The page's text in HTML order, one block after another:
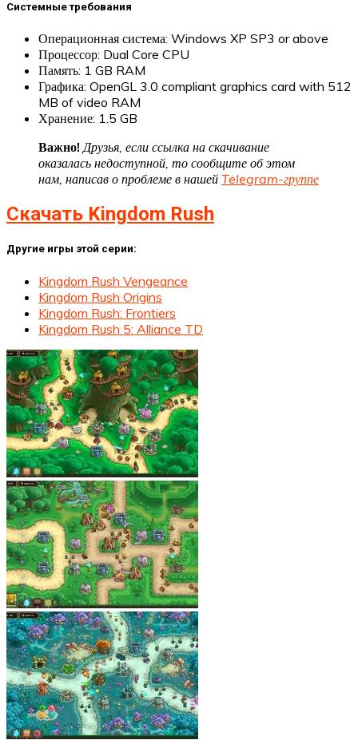
Системные требования
Операционная система: Windows XP SP3 or above
Процессор: Dual Core CPU
Память: 1 GB RAM
Графика: OpenGL 3.0 compliant graphics card with 512
MB of video RAM
Хранение: 1.5 GB
Важно!Друзья, если ссылка на скачивание
оказалась недоступной, то сообщите об этом
нам, написав о проблеме в нашей Telegram-группе
Скачать Kingdom Rush
Другие игры этой серии:
Kingdom Rush Vengeance
Kingdom Rush Origins
Kingdom Rush: Frontiers
Kingdom Rush 5: Alliance TD